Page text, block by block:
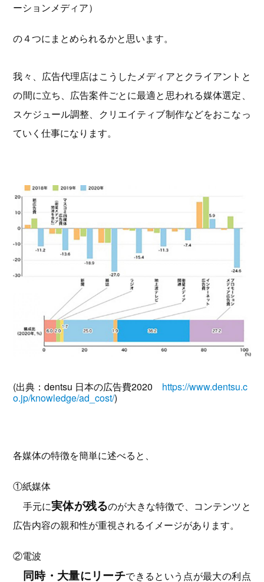
ーションメディア）
の４つにまとめられるかと思います。
我々、広告代理店はこうしたメディアとクライアントと
の間に立ち、広告案件ごとに最適と思われる媒体選定、
スケジュール調整、クリエイティブ制作などをおこなっ
ていく仕事になります。
(出典：dentsu 日本の広告費2020 https://www.dentsu.c
o.jp/knowledge/ad_cost/)
各媒体の特徴を簡単に述べると、
①紙媒体
手元に実体が残るのが大きな特徴で、コンテンツと
広告内容の親和性が重視されるイメージがあります。
②電波
同時・大量にリーチできるという点が最大の利点